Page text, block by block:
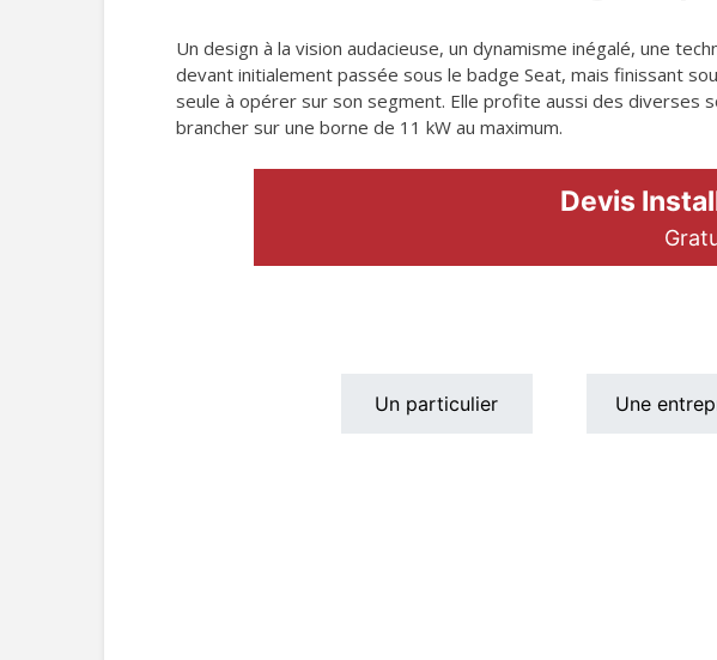
Un design à la vision audacieuse, un dynamisme inégalé, une
devant initialement passée sous le badge Seat, mais finissant
seule à opérer sur son segment. Elle profite aussi des diverses
brancher sur une borne de 11 kW au maximum.